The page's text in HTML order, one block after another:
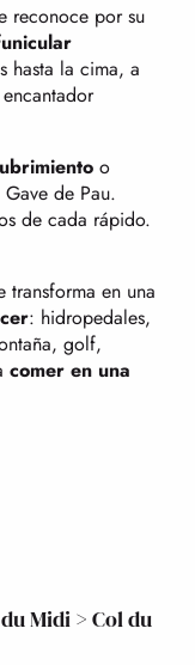
reconoce por su
hasta la cima, a
o
de Pau.
de cada rápido.
en una
: hidropedales,
golf,
comer en una
Midi > Col du